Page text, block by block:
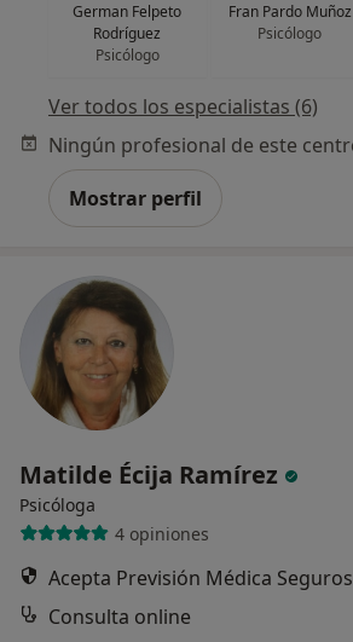
German Felpeto
Rodríguez
Psicólogo
Fran Pardo Muñoz
Psicólogo
Ver todos los especialistas (6)
Mostrar perfil
Matilde Écija Ramírez
Psicóloga
4 opiniones
Acepta Previsión Médica Seguros
Consulta online